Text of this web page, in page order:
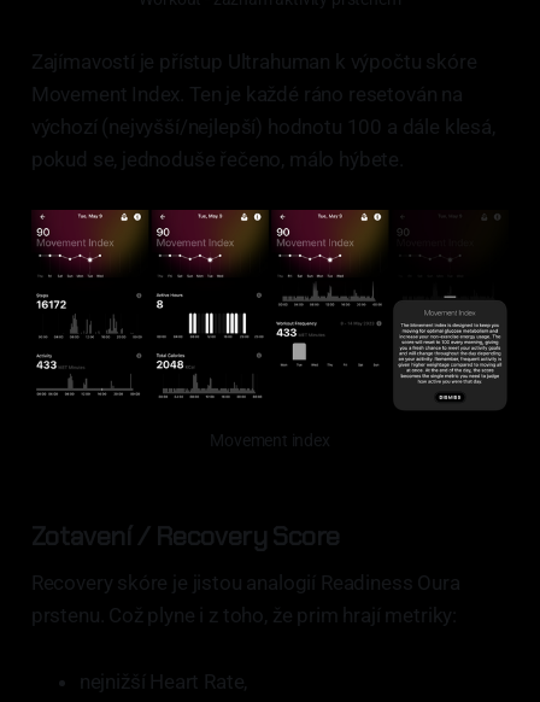
Zajímavostí je přístup Ultrahuman k výpočtu skóre
Movement Index. Ten je každé ráno resetován na
výchozí (nejvyšší/nejlepší) hodnotu 100 a dále klesá,
pokud se, jednoduše řečeno, málo hýbete.
Movement index
Zotavení / Recovery Score
Recovery skóre je jistou analogií Readiness Oura
prstenu. Což plyne i z toho, že prim hrají metriky:
nejnižší Heart Rate,